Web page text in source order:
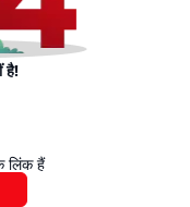
है!
लिंक हैं